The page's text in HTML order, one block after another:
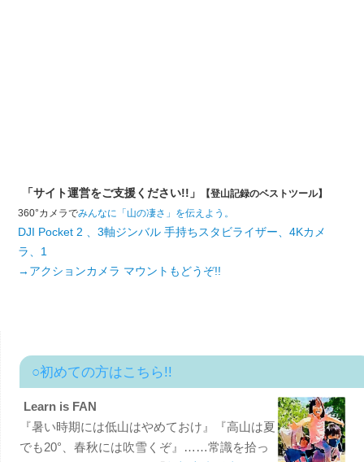
「サイト運営をご支援ください!!」
【登山記録のベストツール】
360°カメラでみんなに「山の凄さ」を伝えよう。
DJI Pocket 2 、3軸ジンバル 手持ちスタビライザー、4Kカメ
ラ、1
→アクションカメラ マウントもどうぞ!!
○初めての方はこちら!!
Learn is FAN
『暑い時期には低山はやめておけ』『高山は夏
でも20°、春秋には吹雪くぞ』……常識を拾っ